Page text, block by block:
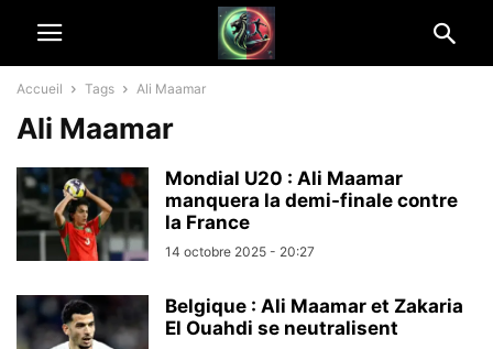
Accueil Tags Ali Maamar
Ali Maamar
Mondial U20 : Ali Maamar
manquera la demi-finale contre
la France
14 octobre 2025 - 20:27
Belgique : Ali Maamar et Zakaria
El Ouahdi se neutralisent